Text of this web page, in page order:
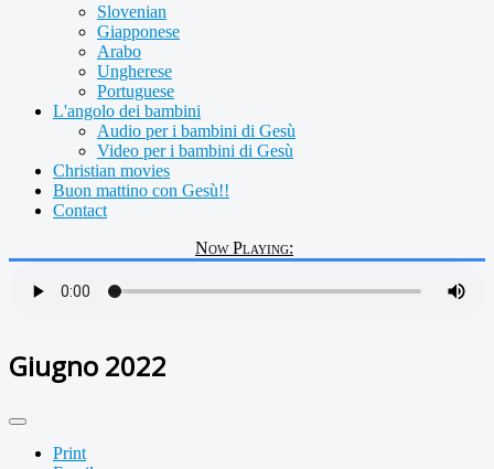
Slovenian
Giapponese
Arabo
Ungherese
Portuguese
L'angolo dei bambini
Audio per i bambini di Gesù
Video per i bambini di Gesù
Christian movies
Buon mattino con Gesù!!
Contact
Now Playing:
Giugno 2022
Print